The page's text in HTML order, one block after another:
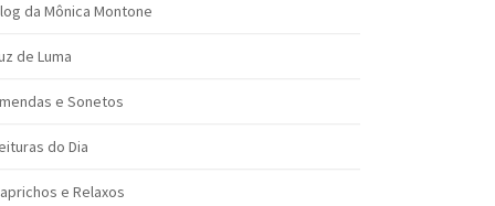
da Mônica Montone
de Luma
e Sonetos
do Dia
e Relaxos